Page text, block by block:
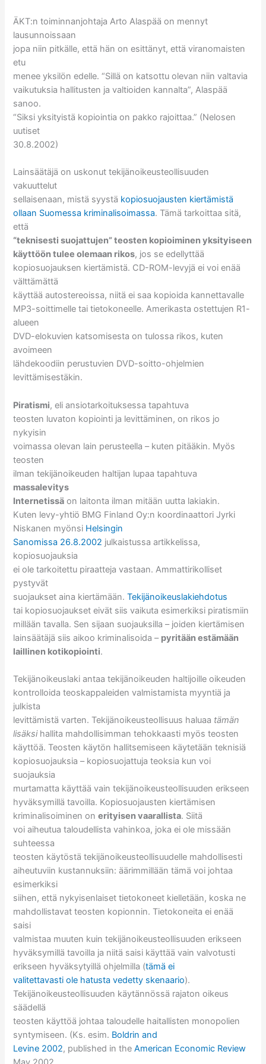
ÄKT:n toiminnanjohtaja Arto Alaspää on mennyt
lausunnoissaan
jopa niin pitkälle, että hän on esittänyt, että viranomaisten
etu
menee yksilön edelle. “Sillä on katsottu olevan niin valtavia
vaikutuksia hallitusten ja valtioiden kannalta”, Alaspää
sanoo.
“Siksi yksityistä kopiointia on pakko rajoittaa.” (Nelosen
uutiset
30.8.2002)
Lainsäätäjä on uskonut tekijänoikeusteollisuuden
vakuuttelut
sellaisenaan, mistä syystä kopiosuojausten kiertämistä
ollaan Suomessa kriminalisoimassa. Tämä tarkoittaa sitä,
että
“teknisesti suojattujen” teosten kopioiminen yksityiseen
käyttöön tulee olemaan rikos, jos se edellyttää
kopiosuojauksen kiertämistä. CD-ROM-levyjä ei voi enää
välttämättä
käyttää autostereoissa, niitä ei saa kopioida kannettavalle
MP3-soittimelle tai tietokoneelle. Amerikasta ostettujen R1-
alueen
DVD-elokuvien katsomisesta on tulossa rikos, kuten
avoimeen
lähdekoodiin perustuvien DVD-soitto-ohjelmien
levittämisestäkin.
Piratismi, eli ansiotarkoituksessa tapahtuva
teosten luvaton kopiointi ja levittäminen, on rikos jo
nykyisin
voimassa olevan lain perusteella – kuten pitääkin. Myös
teosten
ilman tekijänoikeuden haltijan lupaa tapahtuva
massalevitys
Internetissä on laitonta ilman mitään uutta lakiakin.
Kuten levy-yhtiö BMG Finland Oy:n koordinaattori Jyrki
Niskanen myönsi Helsingin
Sanomissa 26.8.2002 julkaistussa artikkelissa,
kopiosuojauksia
ei ole tarkoitettu piraatteja vastaan. Ammattirikolliset
pystyvät
suojaukset aina kiertämään.Tekijänoikeuslakiehdotus
tai kopiosuojaukset eivät siis vaikuta esimerkiksi piratismiin
millään tavalla. Sen sijaan suojauksilla – joiden kiertämisen
lainsäätäjä siis aikoo kriminalisoida – pyritään estämään
laillinen kotikopiointi.
Tekijänoikeuslaki antaa tekijänoikeuden haltijoille oikeuden
kontrolloida teoskappaleiden valmistamista myyntiä ja
julkista
levittämistä varten. Tekijänoikeusteollisuus haluaa tämän
lisäksihallita mahdollisimman tehokkaasti myös teosten
käyttöä. Teosten käytön hallitsemiseen käytetään teknisiä
kopiosuojauksia – kopiosuojattuja teoksia kun voi
suojauksia
murtamatta käyttää vain tekijänoikeusteollisuuden erikseen
hyväksymillä tavoilla. Kopiosuojausten kiertämisen
kriminalisoiminen onerityisen vaarallista. Siitä
voi aiheutua taloudellista vahinkoa, joka ei ole missään
suhteessa
teosten käytöstä tekijänoikeusteollisuudelle mahdollisesti
aiheutuviin kustannuksiin: äärimmillään tämä voi johtaa
esimerkiksi
siihen, että nykyisenlaiset tietokoneet kielletään, koska ne
mahdollistavat teosten kopionnin. Tietokoneita ei enää
saisi
valmistaa muuten kuin tekijänoikeusteollisuuden erikseen
hyväksymillä tavoilla ja niitä saisi käyttää vain valvotusti
erikseen hyväksytyillä ohjelmilla (tämä ei
valitettavasti ole hatusta vedetty skenaario).
Tekijänoikeusteollisuuden käytännössä rajaton oikeus
säädellä
teosten käyttöä johtaa taloudelle haitallisten monopolien
syntymiseen. (Ks. esim. Boldrin and
Levine 2002, published in theAmerican Economic Review